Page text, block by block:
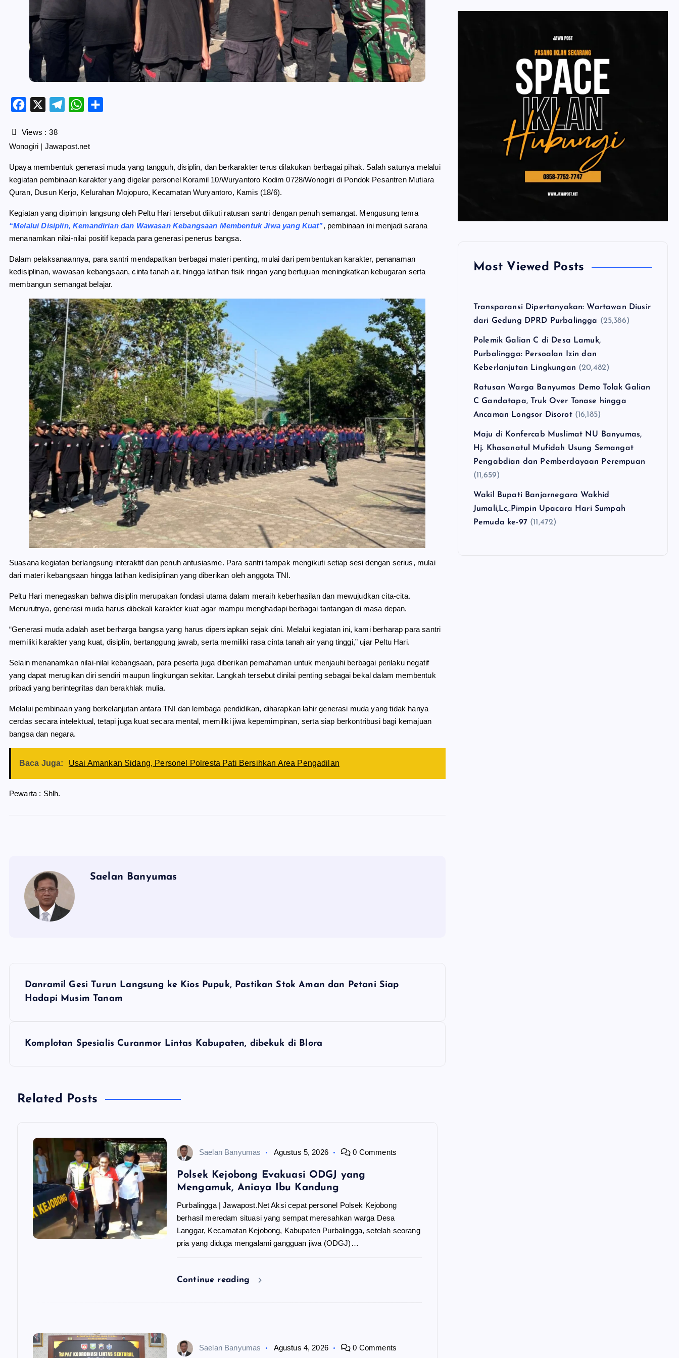
c
o
o
k
r
a
m
W
A
p
p
Views : 38
Wonogiri | Jawapost.net
Upaya membentuk generasi muda yang tangguh, disiplin, dan berkarakter terus dilakukan berbagai pihak. Salah satunya melalui
kegiatan pembinaan karakter yang digelar personel Koramil 10/Wuryantoro Kodim 0728/Wonogiri di Pondok Pesantren Mutiara
Quran, Dusun Kerjo, Kelurahan Mojopuro, Kecamatan Wuryantoro, Kamis (18/6).
Kegiatan yang dipimpin langsung oleh Peltu Hari tersebut diikuti ratusan santri dengan penuh semangat. Mengusung tema
“Melalui Disiplin, Kemandirian dan Wawasan Kebangsaan Membentuk Jiwa yang Kuat”, pembinaan ini menjadi sarana
menanamkan nilai-nilai positif kepada para generasi penerus bangsa.
Dalam pelaksanaannya, para santri mendapatkan berbagai materi penting, mulai dari pembentukan karakter, penanaman
kedisiplinan, wawasan kebangsaan, cinta tanah air, hingga latihan fisik ringan yang bertujuan meningkatkan kebugaran serta
membangun semangat belajar.
Suasana kegiatan berlangsung interaktif dan penuh antusiasme. Para santri tampak mengikuti setiap sesi dengan serius, mulai
dari materi kebangsaan hingga latihan kedisiplinan yang diberikan oleh anggota TNI.
Peltu Hari menegaskan bahwa disiplin merupakan fondasi utama dalam meraih keberhasilan dan mewujudkan cita-cita.
Menurutnya, generasi muda harus dibekali karakter kuat agar mampu menghadapi berbagai tantangan di masa depan.
“Generasi muda adalah aset berharga bangsa yang harus dipersiapkan sejak dini. Melalui kegiatan ini, kami berharap para santri
memiliki karakter yang kuat, disiplin, bertanggung jawab, serta memiliki rasa cinta tanah air yang tinggi,” ujar Peltu Hari.
Selain menanamkan nilai-nilai kebangsaan, para peserta juga diberikan pemahaman untuk menjauhi berbagai perilaku negatif
yang dapat merugikan diri sendiri maupun lingkungan sekitar. Langkah tersebut dinilai penting sebagai bekal dalam membentuk
pribadi yang berintegritas dan berakhlak mulia.
Melalui pembinaan yang berkelanjutan antara TNI dan lembaga pendidikan, diharapkan lahir generasi muda yang tidak hanya
cerdas secara intelektual, tetapi juga kuat secara mental, memiliki jiwa kepemimpinan, serta siap berkontribusi bagi kemajuan
bangsa dan negara.
Baca Juga: Usai Amankan Sidang, Personel Polresta Pati Bersihkan Area Pengadilan
Pewarta : Shlh.
Saelan Banyumas
N
g
Danramil Gesi Turun Langsung ke Kios Pupuk, Pastikan Stok Aman dan Petani Siap
Hadapi Musim Tanam
Komplotan Spesialis Curanmor Lintas Kabupaten, dibekuk di Blora
Related Posts
Saelan Banyumas Agustus 5, 2026 0 Comments
Polsek Kejobong Evakuasi ODGJ yang
Mengamuk, Aniaya Ibu Kandung
Purbalingga | Jawapost.Net Aksi cepat personel Polsek Kejobong
berhasil meredam situasi yang sempat meresahkan warga Desa
Langgar, Kecamatan Kejobong, Kabupaten Purbalingga, setelah seorang
pria yang diduga mengalami gangguan jiwa (ODGJ)…
Continue reading
Saelan Banyumas Agustus 4, 2026 0 Comments
Most Viewed Posts
Transparansi Dipertanyakan: Wartawan Diusir
dari Gedung DPRD Purbalingga (25,386)
Polemik Galian C di Desa Lamuk,
Purbalingga: Persoalan Izin dan
Keberlanjutan Lingkungan (20,482)
Ratusan Warga Banyumas Demo Tolak Galian
C Gandatapa, Truk Over Tonase hingga
Ancaman Longsor Disorot (16,185)
Maju di Konfercab Muslimat NU Banyumas,
Hj. Khasanatul Mufidah Usung Semangat
Pengabdian dan Pemberdayaan Perempuan
(11,659)
Wakil Bupati Banjarnegara Wakhid
Jumali,Lc,.Pimpin Upacara Hari Sumpah
Pemuda ke-97 (11,472)